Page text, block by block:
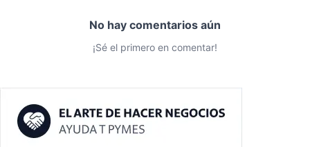
No hay comentarios aún
¡Sé el primero en comentar!